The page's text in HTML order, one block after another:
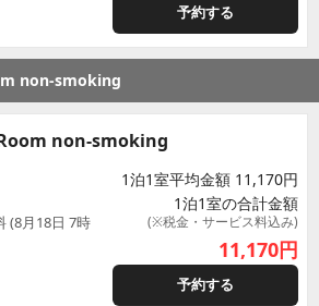
予約する
non-smoking
non-smoking
(8月18日 7時
1泊1室平均金額 11,170円
1泊1室の合計金額
(※税金・サービス料込み)
11,170円
予約する